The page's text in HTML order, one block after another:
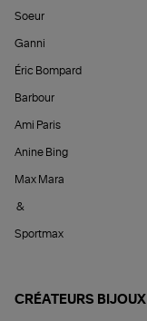
Soeur
Ganni
Éric Bompard
Barbour
Ami Paris
Anine Bing
Max Mara
&
Sportmax
CRÉATEURS BIJOUX